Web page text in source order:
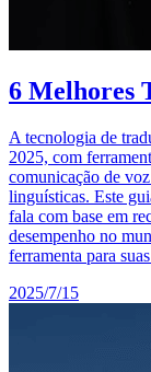
6 Melhores
A tecnologia de
2025, com
comunicação de
linguísticas. Este
fala com base em
desempenho no
ferramenta para
2025/7/15